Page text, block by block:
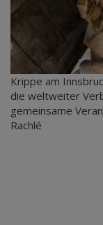
Krippe am
die weltweiter
gemeinsame
Rachlé